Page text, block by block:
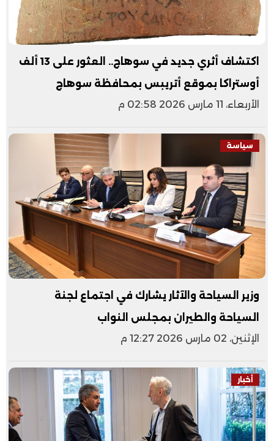
اكتشاف أثري جديد في سوهاج.. العثور على 13 ألف
أوستراكا بموقع أتريبس بمحافظة سوهاج
الأربعاء، 11 مارس 2026 02:58 م
سياسة
وزير السياحة والآثار يشارك في اجتماع لجنة
السياحة والطيران بمجلس النواب
الإثنين، 02 مارس 2026 12:27 م
أخبار